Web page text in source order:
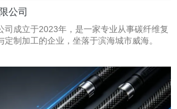
公司
司成立于2023年，是一家专业从事碳纤维复
制加工的企业，坐落于滨海城市威海。